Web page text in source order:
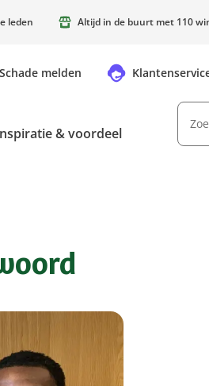
leden Altijd in de buurt met 110
Schade melden
& voordeel